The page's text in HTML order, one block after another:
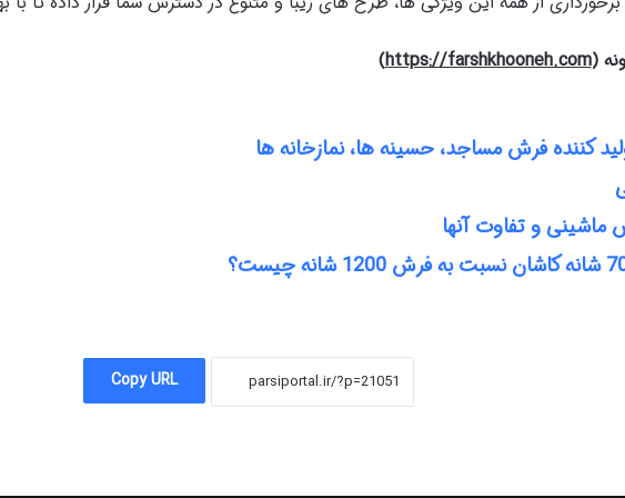
https://farshkhooneh.com
)
کننده فرش مساجد، حسینه ها، نمازخانه ها
ماشینی و تفاوت آنها
Copy URL